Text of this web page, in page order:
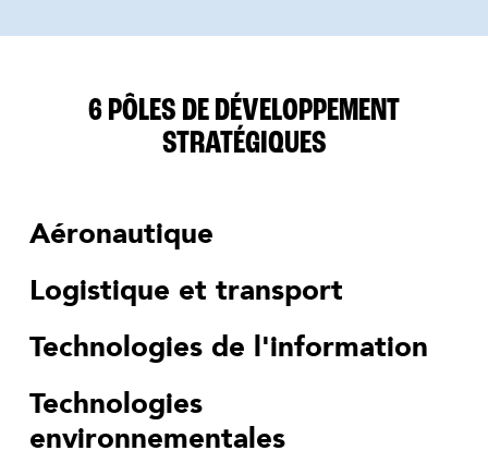
6 PÔLES DE DÉVELOPPEMENT
STRATÉGIQUES
Aéronautique
Logistique et transport
Technologies de l'information
Technologies
environnementales